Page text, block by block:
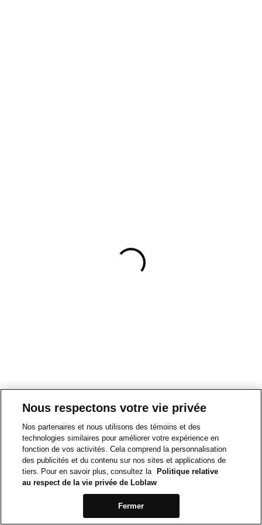
Nous respectons votre vie privée
Nos partenaires et nous utilisons des témoins et des
technologies similaires pour améliorer votre expérience en
fonction de vos activités. Cela comprend la personnalisation
des publicités et du contenu sur nos sites et applications de
tiers. Pour en savoir plus, consultez la
Politique relative
au respect de la vie privée de Loblaw
Fermer